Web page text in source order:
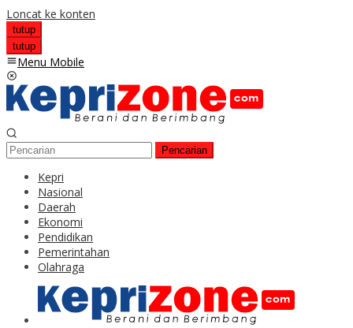
Loncat ke konten
tutup
tutup
Menu Mobile
Pencarian
Kepri
Nasional
Daerah
Ekonomi
Pendidikan
Pemerintahan
Olahraga